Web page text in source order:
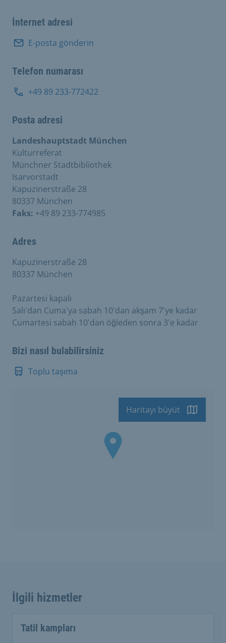
İnternet adresi
E-posta gönderin
Telefon numarası
+49 89 233-772422
Posta adresi
Landeshauptstadt München
Kulturreferat
Münchner Stadtbibliothek
Isarvorstadt
Kapuzinerstraße 28
80337 München
Faks: +49 89 233-774985
Adres
Kapuzinerstraße 28
80337 München
Pazartesi kapalı
Salı'dan Cuma'ya sabah 10'dan akşam 7'ye kadar
Cumartesi sabah 10'dan öğleden sonra 3'e kadar
Bizi nasıl bulabilirsiniz
Toplu taşıma
Haritayı büyüt
İlgili hizmetler
Tatil kampları